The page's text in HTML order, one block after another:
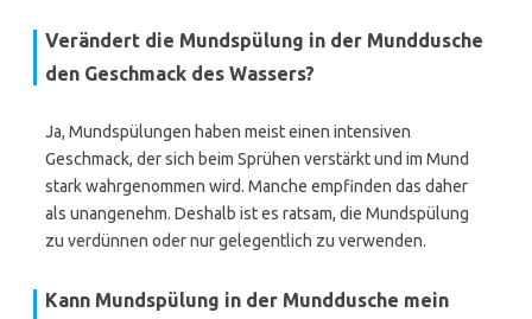
Verändert die Mundspülung in der Munddusche
den Geschmack des Wassers?
Ja, Mundspülungen haben meist einen intensiven
Geschmack, der sich beim Sprühen verstärkt und im Mund
stark wahrgenommen wird. Manche empfinden das daher
als unangenehm. Deshalb ist es ratsam, die Mundspülung
zu verdünnen oder nur gelegentlich zu verwenden.
Kann Mundspülung in der Munddusche mein